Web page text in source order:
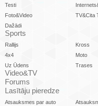
Testi
Foto&Video
TV&Cita
Dažādi
Sports
Rallijs Kross
4x4
Moto
Uz Ūdens
Trases
Video&TV
Forums
Lasītāju pieredze
Atsauksmes par auto